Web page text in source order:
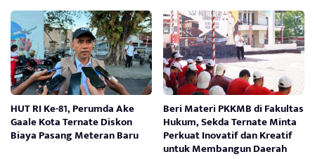
HUT RI Ke-81, Perumda Ake
Gaale Kota Ternate Diskon
Biaya Pasang Meteran Baru
Beri Materi PKKMB di Fakultas
Hukum, Sekda Ternate Minta
Perkuat Inovatif dan Kreatif
untuk Membangun Daerah